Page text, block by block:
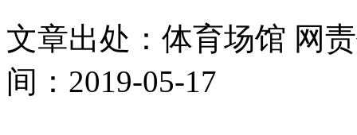
文章出处：体育场馆 网
间：2019-05-17